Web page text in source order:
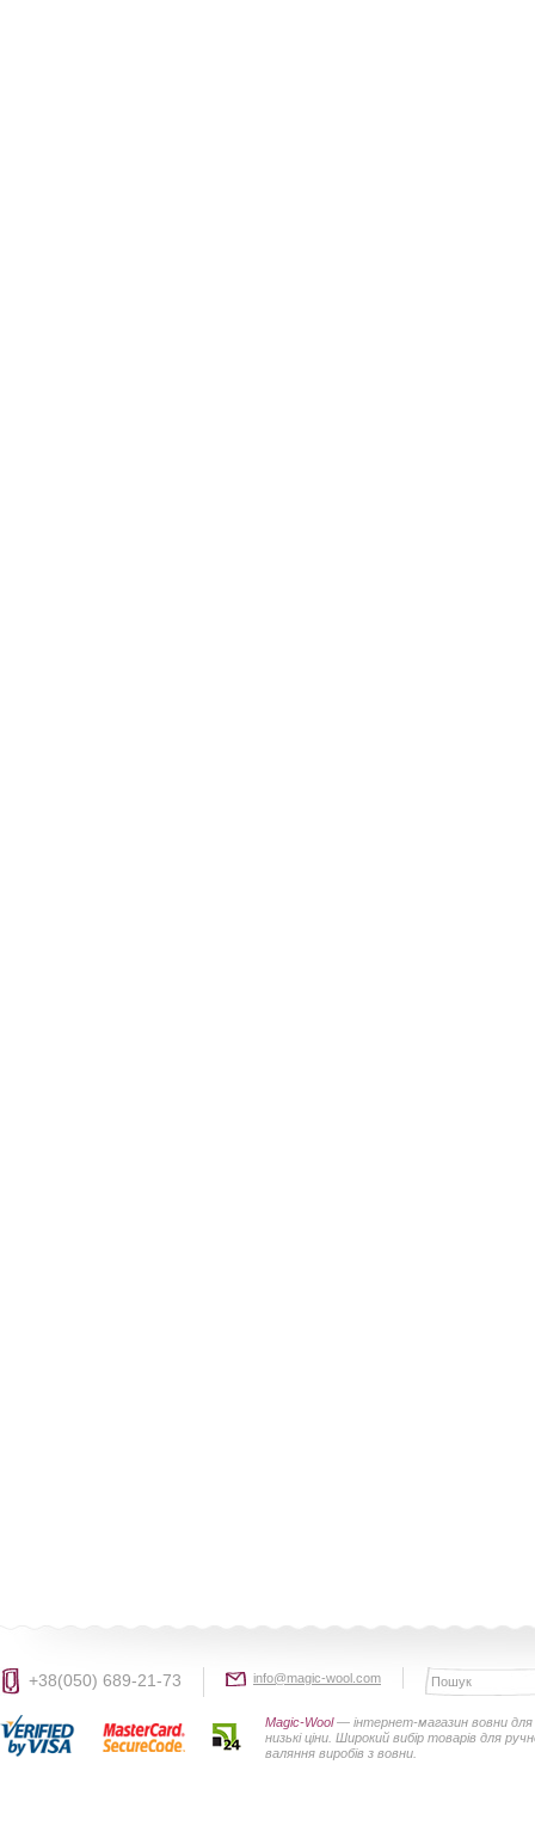
+38(050) 689-21-73 info@magic-wool.com
Magic-Wool— інтернет-магазин вовни
низькі ціни. Широкий вибір товарів для
валяння виробів з вовни.